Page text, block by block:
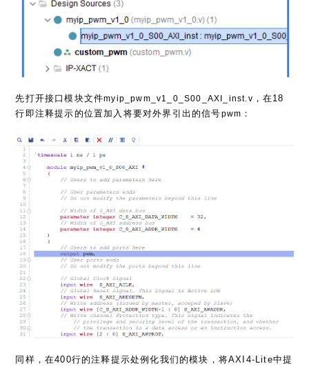
先打开接口模块文件myip_pwm_v1_0_S00_AXI_inst.v ，在18
行即注释提示的位置加入将要对外界引出的信号pwm ：
同样，在400行的注释提示处例化我们的模块，将AXI4-Lite中提